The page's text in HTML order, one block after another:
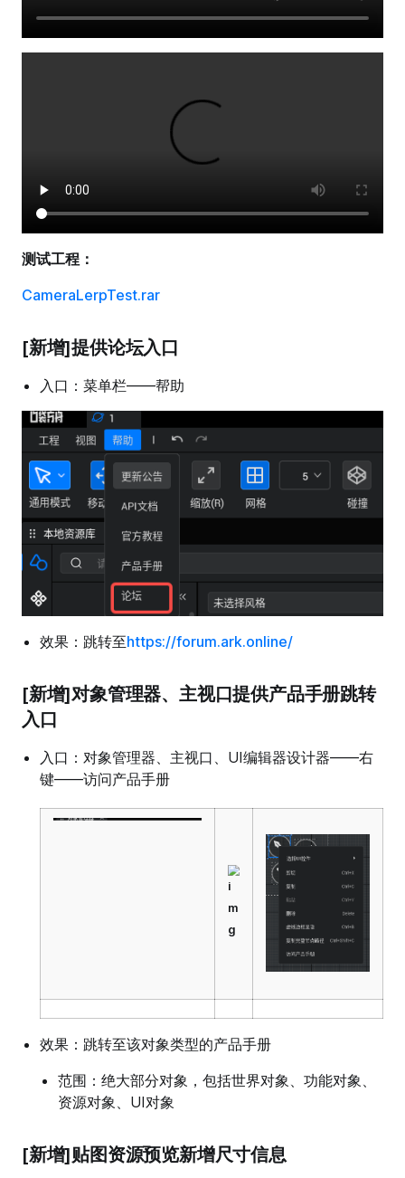
测试工程：
CameraLerpTest.rar
[新增]提供论坛入口
入口：菜单栏——帮助
效果：跳转至https://forum.ark.online/
[新增]对象管理器、主视口提供产品手册跳转
入口
入口：对象管理器、主视口、UI编辑器设计器——右
键——访问产品手册
效果：跳转至该对象类型的产品手册
范围：绝大部分对象，包括世界对象、功能对象、
资源对象、UI对象
[新增]贴图资源预览新增尺寸信息